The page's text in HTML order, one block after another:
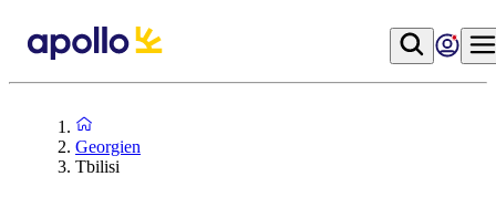
Georgien
Tbilisi